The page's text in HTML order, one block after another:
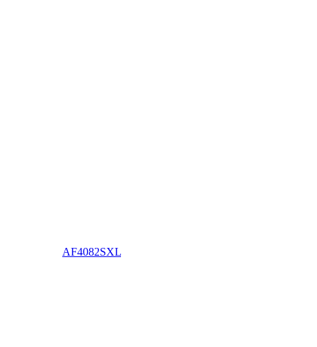
AF4082SXL